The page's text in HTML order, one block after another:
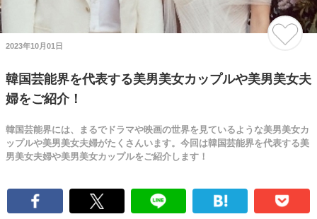
2023年10月01日
韓国芸能界を代表する美男美女カップルや美男美女夫
婦をご紹介！
韓国芸能界には、まるでドラマや映画の世界を見ているような美男美女カ
ップルや美男美女夫婦がたくさんいます。今回は韓国芸能界を代表する美
男美女夫婦や美男美女カップルをご紹介します！